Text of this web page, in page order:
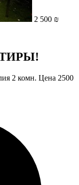
2 500 ₪
2 комн. Цена 2500